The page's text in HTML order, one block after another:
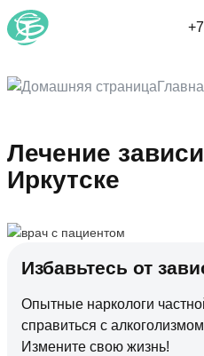
Лечение
Иркутске
Избавьтесь от
Опытные наркологи
справиться с
Измените свою жизнь!